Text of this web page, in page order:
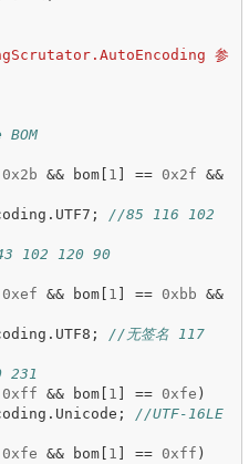
参
0x2b && bom[ 1 ] == 0x2f &&
. UTF7 ;
//85 116 102
102 120 90
0xef && bom[ 1 ] == 0xbb &&
. UTF8 ;
//无签名 117
231
0xff && bom[ 1 ] == 0xfe )
. Unicode ; //UTF-16LE
0xfe && bom[ 1 ] == 0xff )